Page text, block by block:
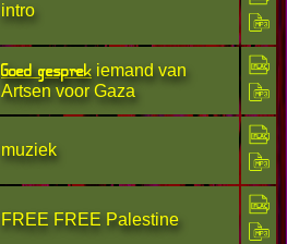
intro
Goed gesprek iemand van
Artsen voor Gaza
muziek
FREE FREE Palestine